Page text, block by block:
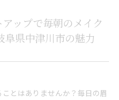
アップで毎朝のメイク
阜県中津川市の魅力
とはありませんか？毎日の眉